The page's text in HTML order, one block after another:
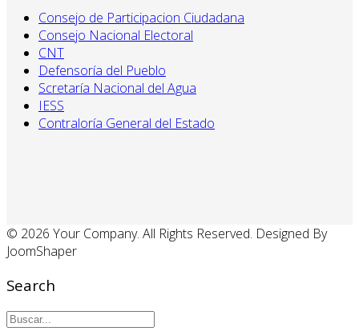
Consejo de Participacion Ciudadana
Consejo Nacional Electoral
CNT
Defensoría del Pueblo
Scretaría Nacional del Agua
IESS
Contraloría General del Estado
© 2026 Your Company. All Rights Reserved. Designed By
JoomShaper
Search